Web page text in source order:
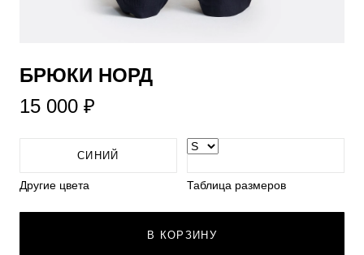
БРЮКИ НОРД
15 000 ₽
СИНИЙ
Другие цвета Таблица размеров
В КОРЗИНУ